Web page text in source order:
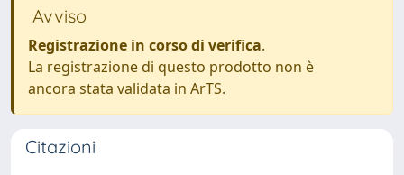
Avviso
Registrazione in corso di verifica.
La registrazione di questo prodotto non è
ancora stata validata in ArTS.
Citazioni